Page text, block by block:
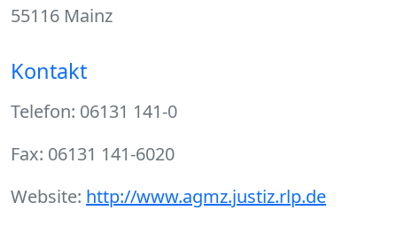
55116 Mainz
Kontakt
Telefon: 06131 141-0
Fax: 06131 141-6020
Website: http://www.agmz.justiz.rlp.de